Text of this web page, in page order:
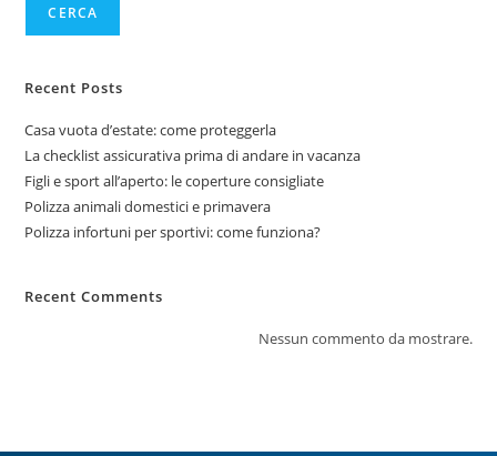
CERCA
Recent Posts
Casa vuota d’estate: come proteggerla
La checklist assicurativa prima di andare in vacanza
Figli e sport all’aperto: le coperture consigliate
Polizza animali domestici e primavera
Polizza infortuni per sportivi: come funziona?
Recent Comments
Nessun commento da mostrare.